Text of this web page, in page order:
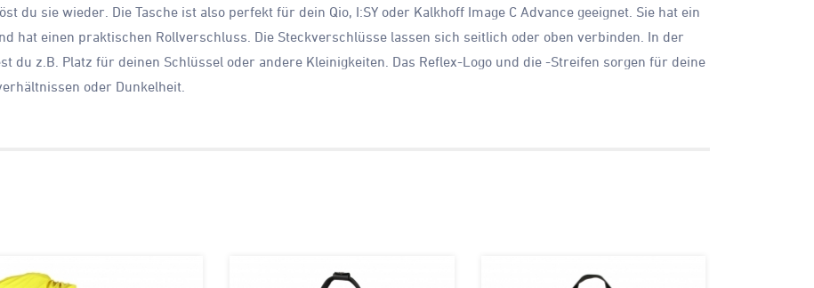
du sie wieder. Die Tasche ist also perfekt für dein Qio, I:SY oder Kalkhoff Image C Advance geeignet. Sie hat ein
hat einen praktischen Rollverschluss. Die Steckverschlüsse lassen sich seitlich oder oben verbinden. In der
du z.B. Platz für deinen Schlüssel oder andere Kleinigkeiten. Das Reflex-Logo und die -Streifen sorgen für deine
oder Dunkelheit.